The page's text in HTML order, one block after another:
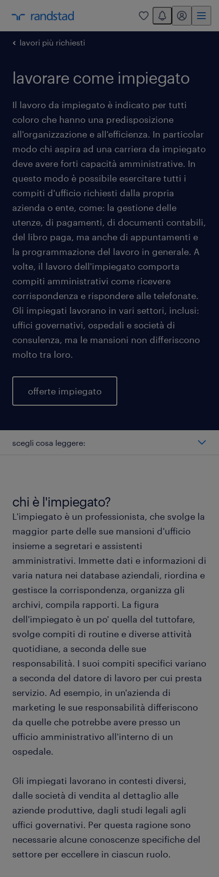
0
You have 0
my randstad
lavori più richiesti
lavorare come impiegato
Il lavoro da impiegato è indicato per tutti
coloro che hanno una predisposizione
all'organizzazione e all'efficienza. In particolar
modo chi aspira ad una carriera da impiegato
deve avere forti capacità amministrative. In
questo modo è possibile esercitare tutti i
compiti d'ufficio richiesti dalla propria
azienda o ente, come: la gestione delle
utenze, di pagamenti, di documenti contabili,
del libro paga, ma anche di appuntamenti e
la programmazione del lavoro in generale. A
volte, il lavoro dell'impiegato comporta
compiti amministrativi come ricevere
corrispondenza e rispondere alle telefonate.
Gli impiegati lavorano in vari settori, inclusi:
uffici governativi, ospedali e società di
consulenza, ma le mansioni non differiscono
molto tra loro.
offerte impiegato
scegli cosa leggere:
impiegato stipendio
tipi di impiegato
lavorare come impiegato
istruzione e competenze
FAQ sul lavoro come impiegato
chi è l'impiegato?
L'impiegato è un professionista, che svolge la
maggior parte delle sue mansioni d'ufficio
insieme a segretari e assistenti
amministrativi. Immette dati e informazioni di
varia natura nei database aziendali, riordina e
gestisce la corrispondenza, organizza gli
archivi, compila rapporti. La figura
dell'impiegato è un po' quella del tuttofare,
svolge compiti di routine e diverse attività
quotidiane, a seconda delle sue
responsabilità. I suoi compiti specifici variano
a seconda del datore di lavoro per cui presta
servizio. Ad esempio, in un'azienda di
marketing le sue responsabilità differiscono
da quelle che potrebbe avere presso un
ufficio amministrativo all'interno di un
ospedale.
Gli impiegati lavorano in contesti diversi,
dalle società di vendita al dettaglio alle
aziende produttive, dagli studi legali agli
uffici governativi. Per questa ragione sono
necessarie alcune conoscenze specifiche del
settore per eccellere in ciascun ruolo.